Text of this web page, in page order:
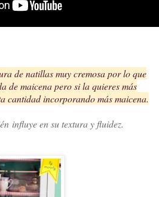
de natillas muy cremosa por lo que
de maicena pero si la quieres más
cantidad incorporando más maicena.
influye en su textura y fluidez.